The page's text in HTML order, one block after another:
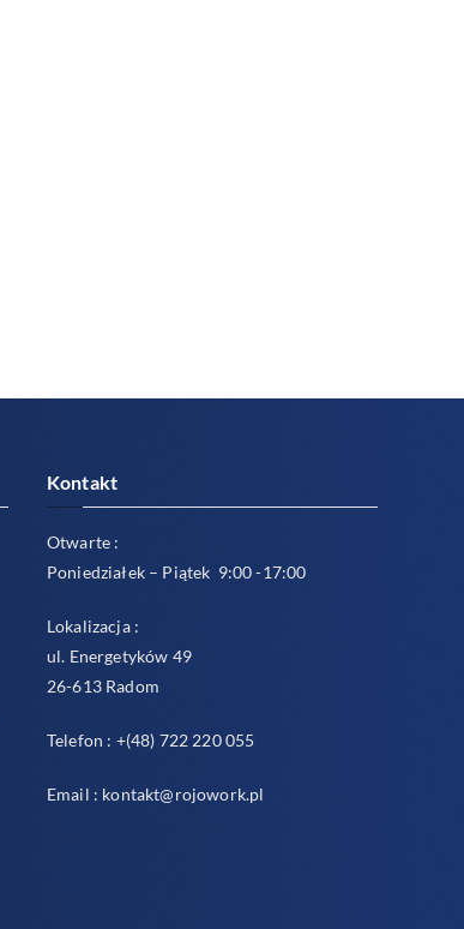
Kontakt
Otwarte :
Poniedziałek – Piątek 9:00 -17:00
Lokalizacja :
ul. Energetyków 49
26-613 Radom
Telefon : +(48) 722 220 055
Email : kontakt@rojowork.pl